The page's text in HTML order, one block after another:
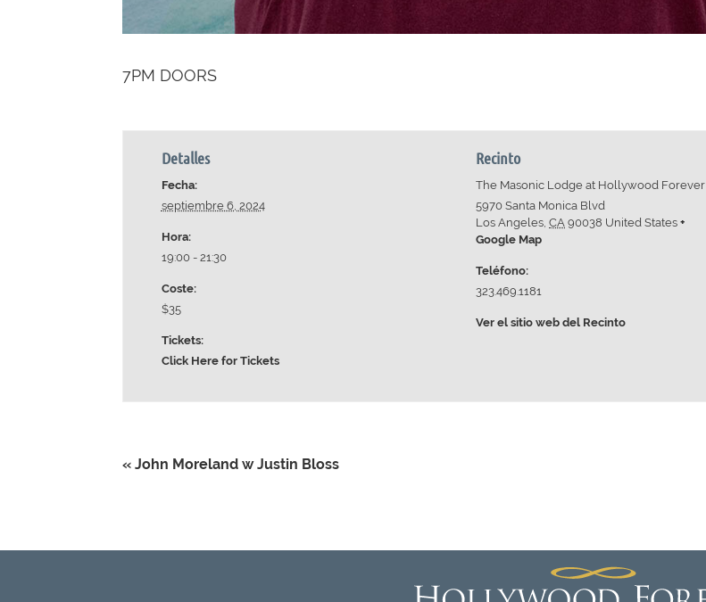
7PM DOORS
Detalles
Fecha:
septiembre 6, 2024
Hora:
19:00 - 21:30
Coste:
$35
Tickets:
Click Here for Tickets
Recinto
The Masonic Lodge at Hollywood Forever
5970 Santa Monica Blvd
Los Angeles, CA 90038 United States +
Google Map
Teléfono:
323.469.1181
Ver el sitio web del Recinto
« John Moreland w Justin Bloss